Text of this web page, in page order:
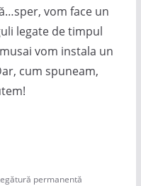
vom face un
legate de timpul
vom instala un
cum spuneam,
permanentă